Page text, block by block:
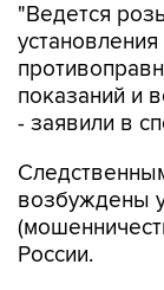
"Ведется
показаний и
- заявили в
возбуждены
России.